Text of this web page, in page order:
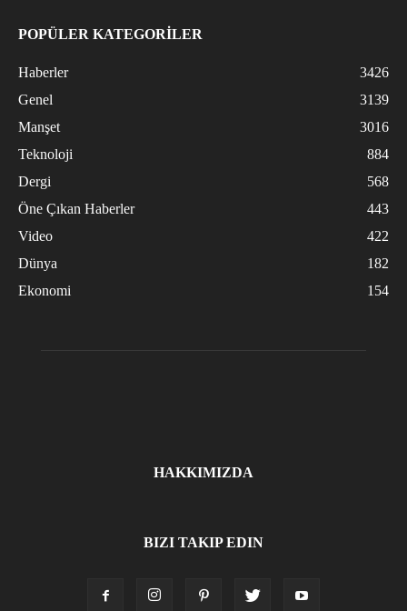
POPÜLER KATEGORİLER
Haberler
3426
Genel
3139
Manşet
3016
Teknoloji
884
Dergi
568
Öne Çıkan Haberler
443
Video
422
Dünya
182
Ekonomi
154
HAKKIMIZDA
BIZI TAKIP EDIN